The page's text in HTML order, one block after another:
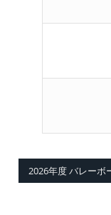
2026年度 バレーボ